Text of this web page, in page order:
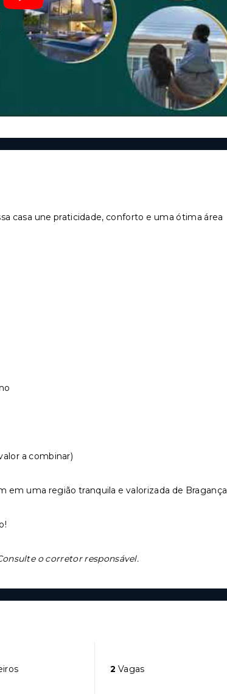
casa une praticidade, conforto e uma ótima área
a combinar)
em uma região tranquila e valorizada de Bragança
o corretor responsável.
2 Vagas